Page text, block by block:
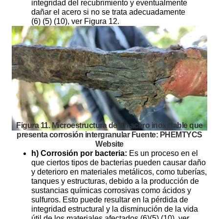
integridad del recubrimiento y eventualmente
dañar el acero si no se trata adecuadamente
(6) (5) (10), ver Figura 12.
Figura 11. Microestructura de un acero inoxidable que
presenta corrosión intergranular Fuente: PHEMTYCS
Website
h) Corrosión por bacteria: Es un proceso en el
que ciertos tipos de bacterias pueden causar daño
y deterioro en materiales metálicos, como tuberías,
tanques y estructuras, debido a la producción de
sustancias químicas corrosivas como ácidos y
sulfuros. Esto puede resultar en la pérdida de
integridad estructural y la disminución de la vida